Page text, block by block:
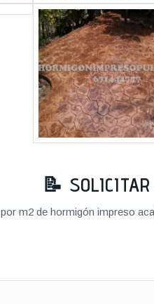
📝
m2 de hormigón impreso